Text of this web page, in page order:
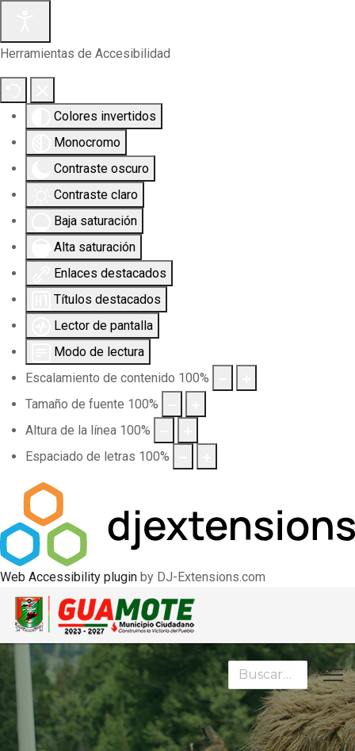
Herramientas de Accesibilidad
Colores invertidos
Monocromo
Contraste oscuro
Contraste claro
Baja saturación
Alta saturación
Enlaces destacados
Títulos destacados
Lector de pantalla
Modo de lectura
Escalamiento de contenido 100%
Tamaño de fuente 100%
Altura de la línea 100%
Espaciado de letras 100%
Web Accessibility plugin by DJ-Extensions.com
Buscar